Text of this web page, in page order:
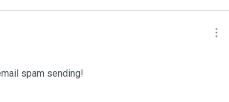
spam sending!